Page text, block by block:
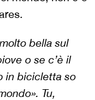
bella sul
o se c’è il
in bicicletta so
Tu,